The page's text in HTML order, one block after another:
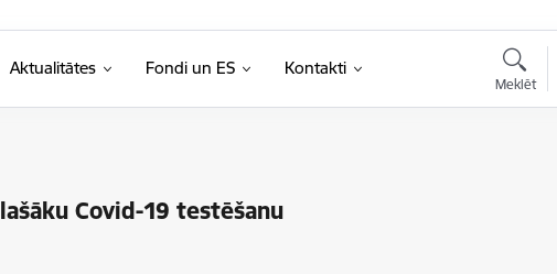
Aktualitātes Fondi un ES Kontakti
Meklēt
Covid-19 testēšanu